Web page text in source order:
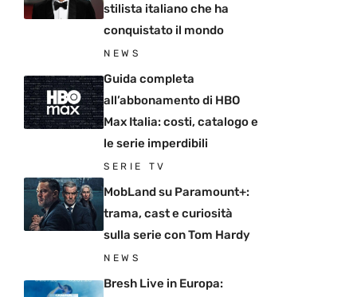
stilista italiano che ha
conquistato il mondo
NEWS
Guida completa
all’abbonamento di HBO
Max Italia: costi, catalogo e
le serie imperdibili
SERIE TV
MobLand su Paramount+:
trama, cast e curiosità
sulla serie con Tom Hardy
NEWS
Bresh Live in Europa: